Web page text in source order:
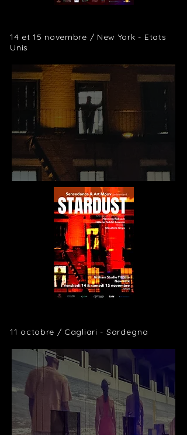
14 et 15 novembre / New York - Etats
Unis
11 octobre / Cagliari - Sardegna